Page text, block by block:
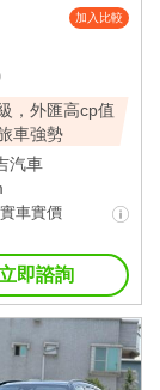
加入比較
，外匯高cp值
車強勢
汽車
實車實價
立即諮詢